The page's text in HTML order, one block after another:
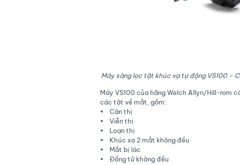
Máy sàng lọc tật khúc xạ tự động VS100 –
Máy VS100 của hãng Welch Allyn/Hill-rom
các tật về mắt, gồm:
• Cận thị
• Viễn thị
• Loạn thị
• Khúc xạ 2 mắt không đều
• Mắt bị lác
• Đồng tử không đều